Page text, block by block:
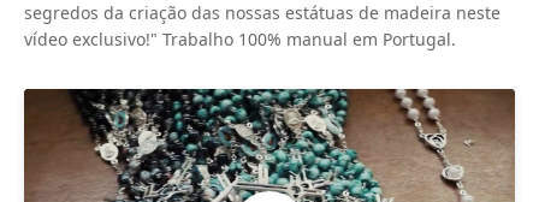
segredos da criação das nossas estátuas de madeira neste
vídeo exclusivo!" Trabalho 100% manual em Portugal.